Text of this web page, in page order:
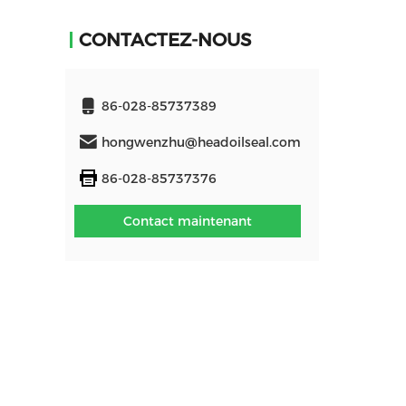
CONTACTEZ-NOUS
86-028-85737389
hongwenzhu@headoilseal.com
86-028-85737376
Contact maintenant